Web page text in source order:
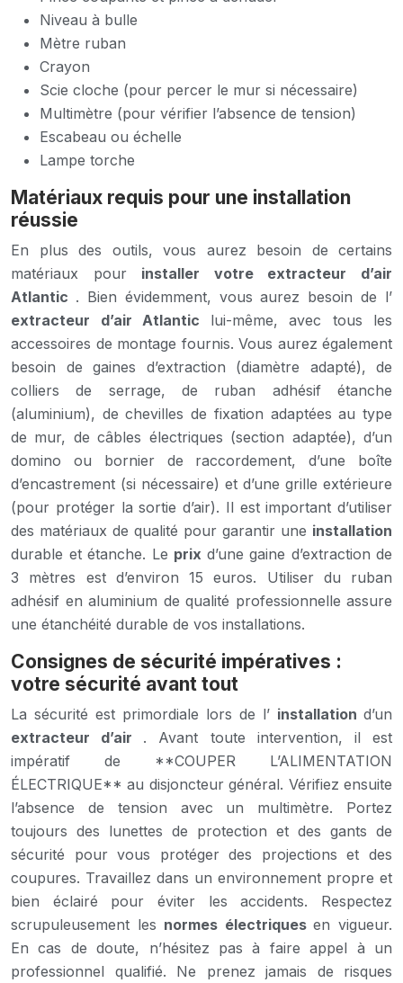
Niveau à bulle
Mètre ruban
Crayon
Scie cloche (pour percer le mur si nécessaire)
Multimètre (pour vérifier l’absence de tension)
Escabeau ou échelle
Lampe torche
Matériaux requis pour une installation
réussie
En plus des outils, vous aurez besoin de certains
matériaux pour installer votre extracteur d’air
Atlantic . Bien évidemment, vous aurez besoin de l’
extracteur d’air Atlantic lui-même, avec tous les
accessoires de montage fournis. Vous aurez également
besoin de gaines d’extraction (diamètre adapté), de
colliers de serrage, de ruban adhésif étanche
(aluminium), de chevilles de fixation adaptées au type
de mur, de câbles électriques (section adaptée), d’un
domino ou bornier de raccordement, d’une boîte
d’encastrement (si nécessaire) et d’une grille extérieure
(pour protéger la sortie d’air). Il est important d’utiliser
des matériaux de qualité pour garantir une installation
durable et étanche. Le prix d’une gaine d’extraction de
3 mètres est d’environ 15 euros. Utiliser du ruban
adhésif en aluminium de qualité professionnelle assure
une étanchéité durable de vos installations.
Consignes de sécurité impératives :
votre sécurité avant tout
La sécurité est primordiale lors de l’ installation d’un
extracteur d’air . Avant toute intervention, il est
impératif de **COUPER L’ALIMENTATION
ÉLECTRIQUE** au disjoncteur général. Vérifiez ensuite
l’absence de tension avec un multimètre. Portez
toujours des lunettes de protection et des gants de
sécurité pour vous protéger des projections et des
coupures. Travaillez dans un environnement propre et
bien éclairé pour éviter les accidents. Respectez
scrupuleusement les normes électriquesen vigueur.
En cas de doute, n’hésitez pas à faire appel à un
professionnel qualifié. Ne prenez jamais de risques